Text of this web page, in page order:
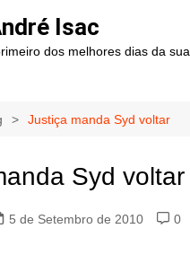
Isac
dos melhores dias da
Justiça manda Syd voltar
Syd voltar
5 de Setembro de 2010 0